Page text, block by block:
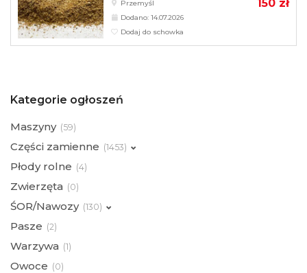
150 zł
Przemyśl
Dodano: 14.07.2026
Dodaj do schowka
Kategorie ogłoszeń
Maszyny (59)
Części zamienne (1453)
Płody rolne (4)
Zwierzęta (0)
ŚOR/Nawozy (130)
Pasze (2)
Warzywa (1)
Owoce (0)